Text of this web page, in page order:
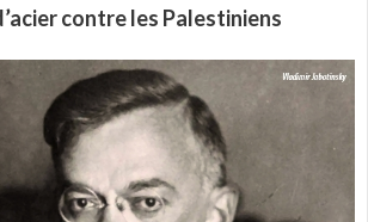
contre les Palestiniens